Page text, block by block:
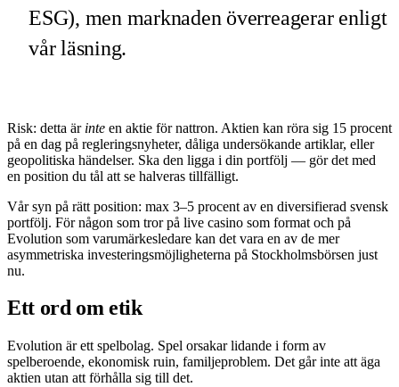
ESG), men marknaden överreagerar enligt
vår läsning.
Risk: detta är inte en aktie för nattron. Aktien kan röra sig 15 procent
på en dag på regleringsnyheter, dåliga undersökande artiklar, eller
geopolitiska händelser. Ska den ligga i din portfölj — gör det med
en position du tål att se halveras tillfälligt.
Vår syn på rätt position: max 3–5 procent av en diversifierad svensk
portfölj. För någon som tror på live casino som format och på
Evolution som varumärkesledare kan det vara en av de mer
asymmetriska investeringsmöjligheterna på Stockholmsbörsen just
nu.
Ett ord om etik
Evolution är ett spelbolag. Spel orsakar lidande i form av
spelberoende, ekonomisk ruin, familjeproblem. Det går inte att äga
aktien utan att förhålla sig till det.